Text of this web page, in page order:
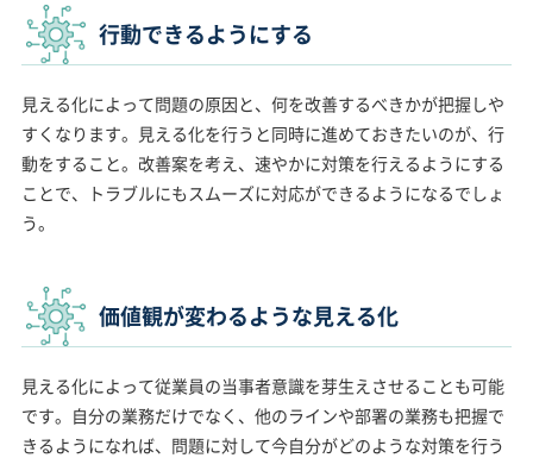
行動できるようにする
見える化によって問題の原因と、何を改善するべきかが把握しや
すくなります。見える化を行うと同時に進めておきたいのが、行
動をすること。改善案を考え、速やかに対策を行えるようにする
ことで、トラブルにもスムーズに対応ができるようになるでしょ
う。
価値観が変わるような見える化
見える化によって従業員の当事者意識を芽生えさせることも可能
です。自分の業務だけでなく、他のラインや部署の業務も把握で
きるようになれば、問題に対して今自分がどのような対策を行う